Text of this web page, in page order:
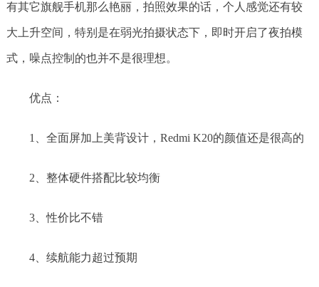
有其它旗舰手机那么艳丽，拍照效果的话，个人感觉还有较
大上升空间，特别是在弱光拍摄状态下，即时开启了夜拍模
式，噪点控制的也并不是很理想。
优点：
1、全面屏加上美背设计，Redmi K20的颜值还是很高的
2、整体硬件搭配比较均衡
3、性价比不错
4、续航能力超过预期